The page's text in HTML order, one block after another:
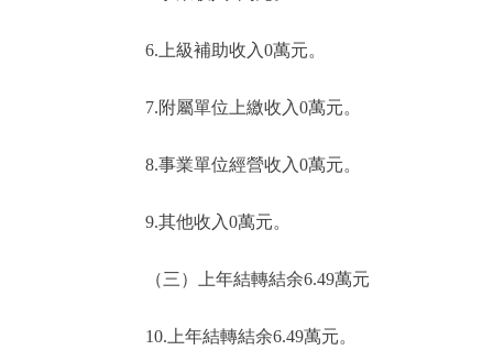
6.上級補助收入0萬元。
7.附屬單位上繳收入0萬元。
8.事業單位經營收入0萬元。
9.其他收入0萬元。
（三）上年結轉結余6.49萬元
10.上年結轉結余6.49萬元。